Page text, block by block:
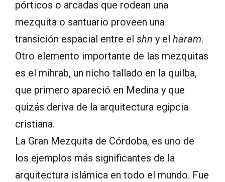
pórticos o arcadas que rodean una
mezquita o santuario proveen una
transición espacial entre el shn y el haram.
Otro elemento importante de las mezquitas
es el mihrab, un nicho tallado en la quilba,
que primero apareció en Medina y que
quizás deriva de la arquitectura egipcia
cristiana.
La Gran Mezquita de Córdoba, es uno de
los ejemplos más significantes de la
arquitectura islámica en todo el mundo. Fue